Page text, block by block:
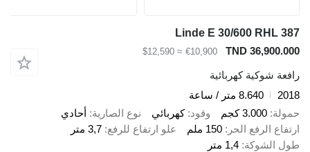
Linde E 30/600 RHL 387
TND 36,900.000
€10,900
≈ $12,590
رافعة شوكية كهربائية
2018
8.640 متر / ساعة
حمولة 3.000 كجم وقود كهربائي نوع الصارية أحادي
ارتفاع الرفع الحر
150 ملم علو ارتفاع للرفع 3,7 متر
طول الشوكة 1,4 متر